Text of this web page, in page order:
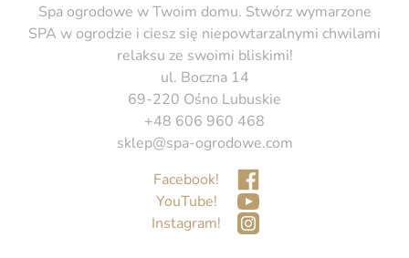
Spa ogrodowe w Twoim domu. Stwórz wymarzone
SPA w ogrodzie i ciesz się niepowtarzalnymi chwilami
relaksu ze swoimi bliskimi!
ul. Boczna 14
69-220 Ośno Lubuskie
+48 606 960 468
sklep@spa-ogrodowe.com
Facebook!
YouTube!
Instagram!